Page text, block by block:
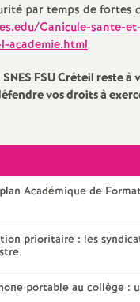
par temps de fortes
Canicule-sante-
academie.html
SNESFSUCréteil reste à
vos droits à
plan Académique de
prioritaire : les
portable au collège :